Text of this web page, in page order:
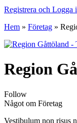
Registrera och Logga
Hem » Företag »
Region
Follow
Något om Företag
Vestibulum non risus